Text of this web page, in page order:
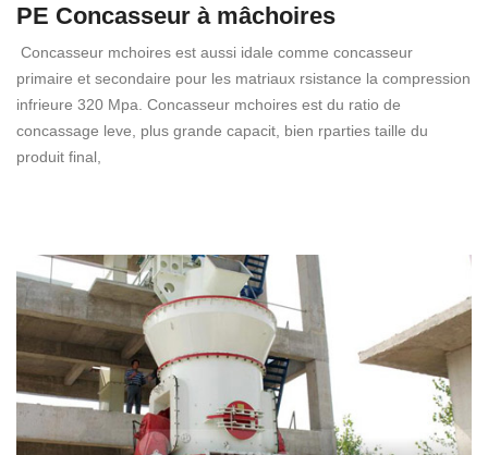
PE Concasseur à mâchoires
Concasseur mchoires est aussi idale comme concasseur
primaire et secondaire pour les matriaux rsistance la compression
infrieure 320 Mpa. Concasseur mchoires est du ratio de
concassage leve, plus grande capacit, bien rparties taille du
produit final,